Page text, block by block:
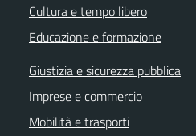
Cultura e tempo libero
Educazione e formazione
Giustizia e sicurezza pubblica
Imprese e commercio
Mobilità e trasporti